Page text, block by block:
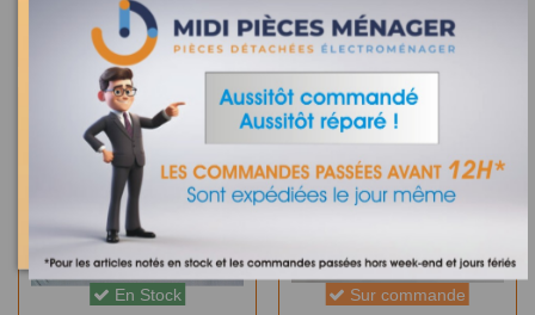
AJOUTER AU PANIER AJOUTER AU PANIER
En Stock Sur commande